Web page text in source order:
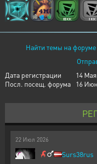
Найти темы на форуме
Дата регистрации
14
Посл. посещ. форума
16
22 Июл 2026
Surs38rus